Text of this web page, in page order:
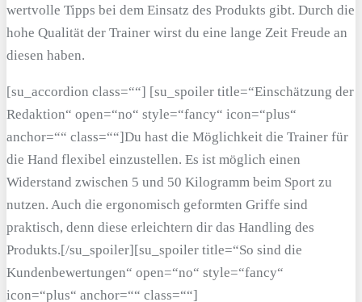
wertvolle Tipps bei dem Einsatz des Produkts gibt. Durch die
hohe Qualität der Trainer wirst du eine lange Zeit Freude an
diesen haben.
[su_accordion class=““] [su_spoiler title=“Einschätzung der
Redaktion“ open=“no“ style=“fancy“ icon=“plus“
anchor=““ class=““]Du hast die Möglichkeit die Trainer für
die Hand flexibel einzustellen. Es ist möglich einen
Widerstand zwischen 5 und 50 Kilogramm beim Sport zu
nutzen. Auch die ergonomisch geformten Griffe sind
praktisch, denn diese erleichtern dir das Handling des
Produkts.[/su_spoiler][su_spoiler title=“So sind die
Kundenbewertungen“ open=“no“ style=“fancy“
icon=“plus“ anchor=““ class=““]